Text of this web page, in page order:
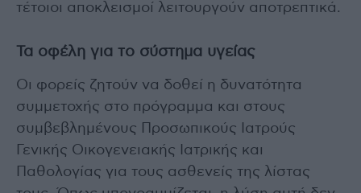
τέτοιοι αποκλεισμοί λειτουργούν αποτρεπτικά.
Τα οφέλη για το σύστημα υγείας
Οι φορείς ζητούν να δοθεί η δυνατότητα
συμμετοχής στο πρόγραμμα και στους
συμβεβλημένους Προσωπικούς Ιατρούς
Γενικής Οικογενειακής Ιατρικής και
Παθολογίας για τους ασθενείς της λίστας